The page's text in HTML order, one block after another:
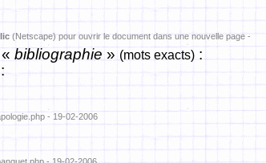
(Netscape) pour ouvrir le document dans une nouvelle page -
bibliographie » (mots exacts) :
- 19-02-2006